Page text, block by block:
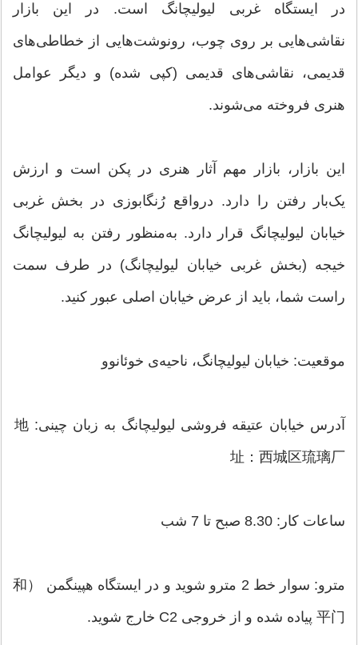
در ایستگاه غربی لیولیچانگ است. در این بازار
نقاشی‌هایی بر روی چوب، رونوشت‌هایی از خطاطی‌های
قدیمی، نقاشی‌های قدیمی (کپی شده) و دیگر عوامل
هنری فروخته می‌شوند.
این بازار، بازار مهم آثار هنری در پکن است و ارزش
یک‌بار رفتن را دارد. درواقع رُنگابوزی در بخش غربی
خیابان لیولیچانگ قرار دارد. به‌منظور رفتن به لیولیچانگ
خیجه (بخش غربی خیابان لیولیچانگ) در طرف سمت
راست شما، باید از عرض خیابان اصلی عبور کنید.
موقعیت: خیابان لیولیچانگ، ناحیه‌ی خوئانوو
آدرس خیابان عتیقه‌ فروشی لیولیچانگ به زبان چینی: 地
址：西城区琉璃厂
ساعات کار: 8.30 صبح تا 7 شب
مترو: سوار خط 2 مترو شوید و در ایستگاه هپینگمن （和
平门 پیاده شده و از خروجی C2 خارج شوید.